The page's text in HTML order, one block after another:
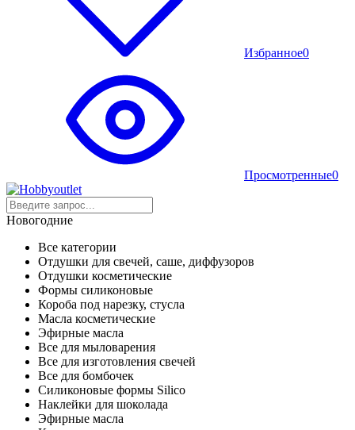
Избранное0
Просмотренные0
Новогодние
Все категории
Отдушки для свечей, саше, диффузоров
Отдушки косметические
Формы силиконовые
Короба под нарезку, стусла
Масла косметические
Эфирные масла
Все для мыловарения
Все для изготовления свечей
Все для бомбочек
Силиконовые формы Silico
Наклейки для шоколада
Эфирные масла